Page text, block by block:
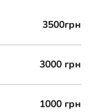
3500грн
3000 грн
1000 грн